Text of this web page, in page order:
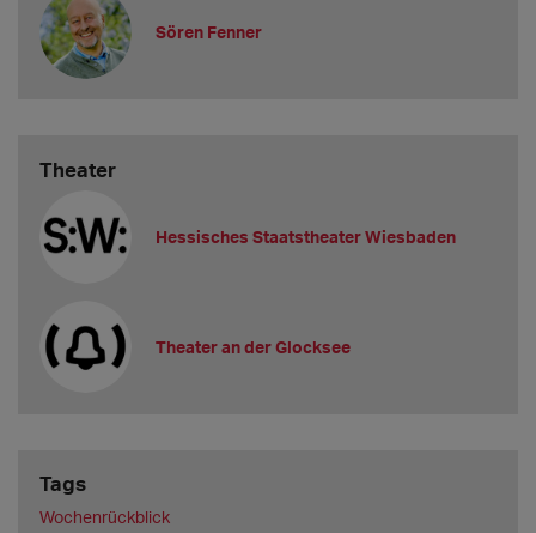
Sören Fenner
Theater
Hessisches Staatstheater Wiesbaden
Theater an der Glocksee
Tags
Wochenrückblick